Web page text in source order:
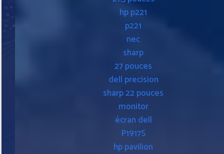
hp p221
p221
nec
sharp
27 pouces
dell precision
sharp 22 pouces
monitor
écran dell
P1917S
hp pavilion